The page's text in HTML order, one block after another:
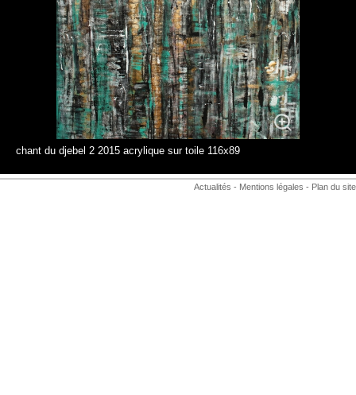
chant du djebel 2 2015 acrylique sur toile 116x89
Actualités - Mentions légales - Plan du site